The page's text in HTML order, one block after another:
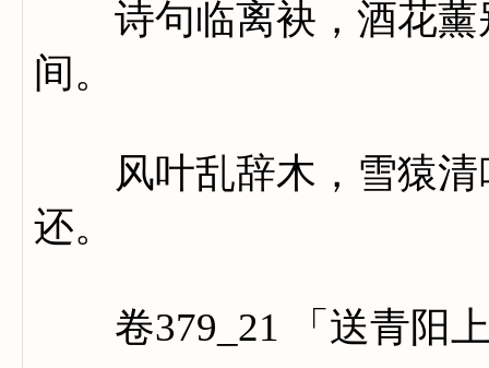
诗句临离袂，酒花薰
间。
风叶乱辞木，雪猿清
还。
卷379_21 「送青阳上